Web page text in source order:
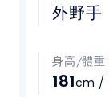
下載專區
聯絡我們
外野手
身高/體重
181cm /